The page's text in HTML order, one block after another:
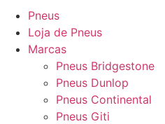
Pneus
Loja de Pneus
Marcas
Pneus Bridgestone
Pneus Dunlop
Pneus Continental
Pneus Giti